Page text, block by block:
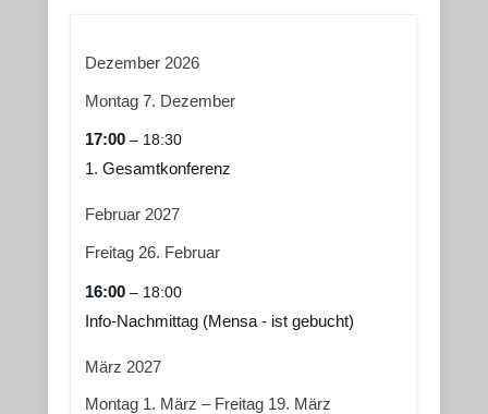
Dezember 2026
Montag 7. Dezember
17:00 – 18:30
1. Gesamtkonferenz
Februar 2027
Freitag 26. Februar
16:00 – 18:00
Info-Nachmittag (Mensa - ist gebucht)
März 2027
Montag 1. März – Freitag 19. März